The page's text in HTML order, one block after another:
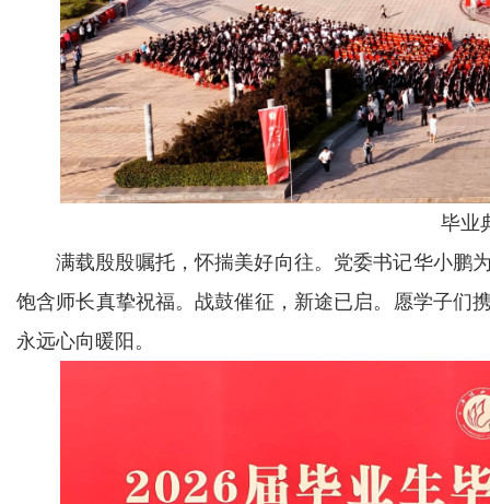
毕业
满载殷殷嘱托，怀揣美好向往。党委书记华小鹏
饱含师长真挚祝福。战鼓催征，新途已启。愿学子们
永远心向暖阳。